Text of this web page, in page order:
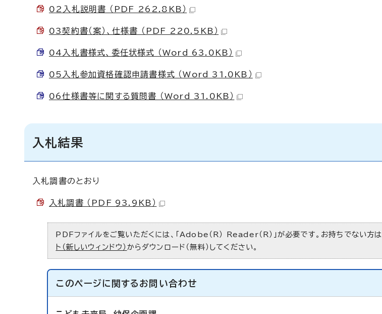
02入札説明書 （PDF 262.8KB）
03契約書（案）、仕様書 （PDF 220.5KB）
04入札書様式、委任状様式 （Word 63.0KB）
05入札参加資格確認申請書様式 （Word 31.0KB）
06仕様書等に関する質問書 （Word 31.0KB）
入札結果
入札調書のとおり
入札調書 （PDF 93.9KB）
PDFファイルをご覧いただくには、「Adobe（R） Reader（R）」が必要です。お持ちでない方は
ト（新しいウィンドウ） からダウンロード（無料）してください。
このページに関する お問い合わせ